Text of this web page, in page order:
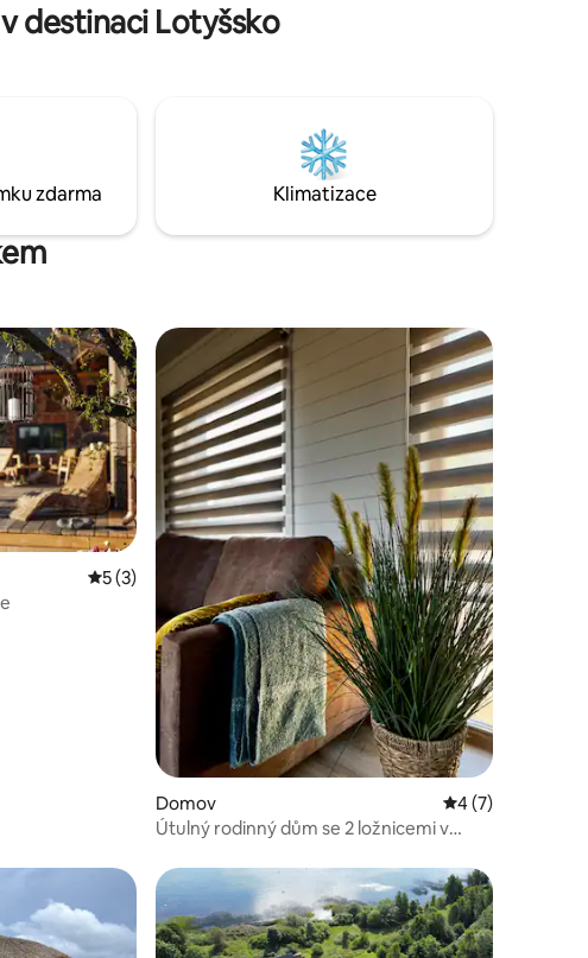
destinaci Lotyšsko
zdarma Klimatizace
Průměrné hodnocení 5 z 5, 3 hodnocení
5 (3)
Domov Průměrné
4 (7)
Útulný rodinný dům se 2 ložnicemi v